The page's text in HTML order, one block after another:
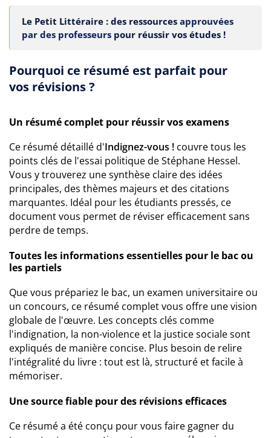
Le Petit Littéraire : des ressources approuvées
par des professeurs pour réussir vos études !
Pourquoi ce résumé est parfait pour
vos révisions ?
Un résumé complet pour réussir vos examens
Ce résumé détaillé d'Indignez-vous ! couvre tous les
points clés de l'essai politique de Stéphane Hessel.
Vous y trouverez une synthèse claire des idées
principales, des thèmes majeurs et des citations
marquantes. Idéal pour les étudiants pressés, ce
document vous permet de réviser efficacement sans
perdre de temps.
Toutes les informations essentielles pour le bac ou
les partiels
Que vous prépariez le bac, un examen universitaire ou
un concours, ce résumé complet vous offre une vision
globale de l'œuvre. Les concepts clés comme
l'indignation, la non-violence et la justice sociale sont
expliqués de manière concise. Plus besoin de relire
l'intégralité du livre : tout est là, structuré et facile à
mémoriser.
Une source fiable pour des révisions efficaces
Ce résumé a été conçu pour vous faire gagner du